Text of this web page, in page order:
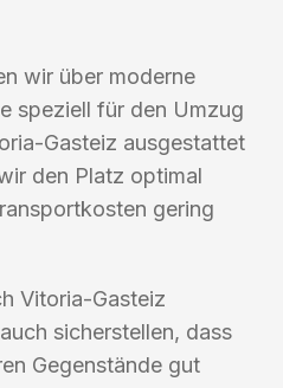
wir über moderne
speziell für den Umzug
Gasteiz ausgestattet
den Platz optimal
gering
Vitoria-Gasteiz
sicherstellen, dass
Gegenstände gut